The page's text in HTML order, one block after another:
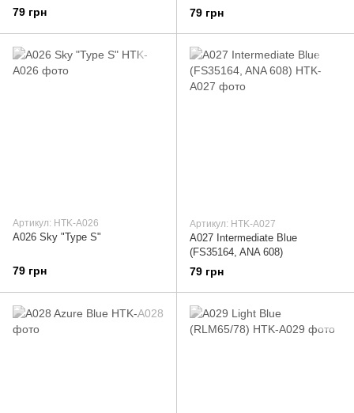
79 грн 79 грн
Артикул: HTK-A026
A026 Sky "Type S"
79 грн
Артикул: HTK-A027
A027 Intermediate Blue
(FS35164, ANA 608)
79 грн